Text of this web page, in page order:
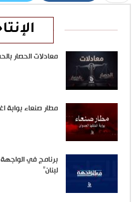
معادلات الحصار
مطار صنعاء بوابة
برنامج في
لبنان”